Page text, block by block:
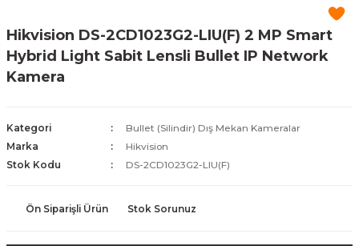
ve Depolama Çözümleri
ve Bağlantı Kabloları
Kamera Lisansları
Ağ Yönlendiricileri
Fi) ve Access Point Ürünleri
Antivirüs Yazılımları
SSD
Kurtarma
Merkezi Altyapısı
Hikvision DS-2CD1023G2-LIU(F) 2 MP Smart
Hybrid Light Sabit Lensli Bullet IP Network
Kamera
Kategori
Bullet (Silindir) Dış Mekan Kameralar
Marka
Hikvision
Stok Kodu
DS-2CD1023G2-LIU(F)
Ön Siparişli Ürün Stok Sorunuz